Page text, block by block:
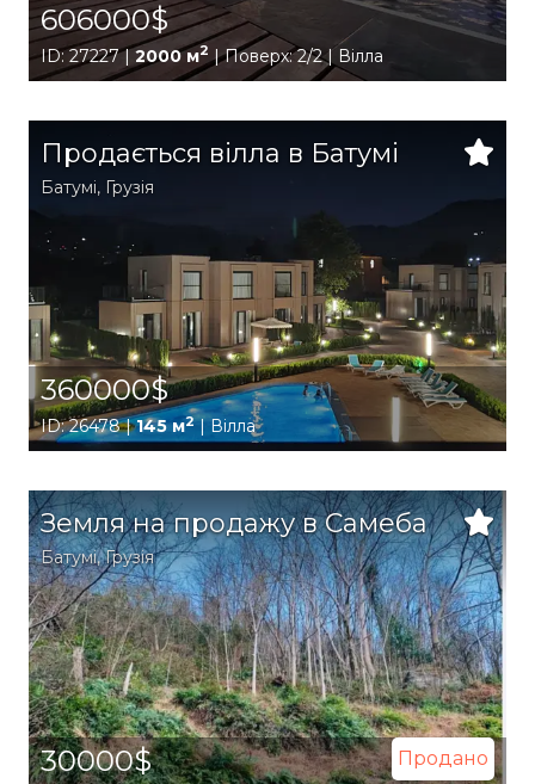
606000$
ID: 27227 |2000 м2| Поверх: 2/2 | Вілла
Продається вілла в Батумі
Батумі, Грузія
360000$
ID: 26478 |145 м2| Вілла
Земля на продажу в Самеба
Батумі,Грузія
30000$ Продано